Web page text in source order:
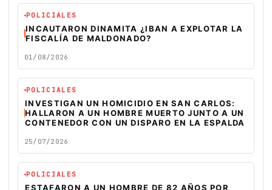
POLICIALES
INCAUTARON DINAMITA ¿IBAN A EXPLOTAR LA
FISCALÍA DE MALDONADO?
01/08/2026
POLICIALES
INVESTIGAN UN HOMICIDIO EN SAN CARLOS:
HALLARON A UN HOMBRE MUERTO JUNTO A UN
CONTENEDOR CON UN DISPARO EN LA ESPALDA
25/07/2026
POLICIALES
ESTAFARON A UN HOMBRE DE 82 AÑOS POR